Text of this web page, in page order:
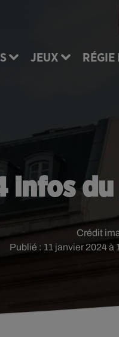
JEUX RÉGIE
infos
Publié : 11 janvier 2024
Crédit